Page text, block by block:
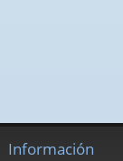
Información